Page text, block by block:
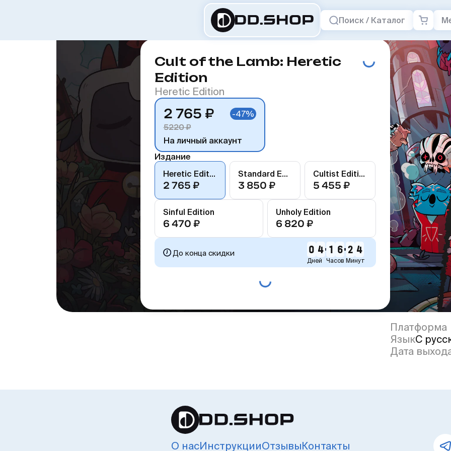
Поиск / Каталог
Cult of the Lamb: Heretic
Edition
Heretic Edition
2 765 ₽ -47%
5220 ₽
На личный аккаунт
Издание
Heretic Edition
2 765 ₽
Standard Edition
3 850 ₽
Cultist Edition
5 455 ₽
Sinful Edition
6 470 ₽
Unholy Edition
6 820 ₽
До конца скидки 0 4
Дней
1 6
Часов
2 4
Минут
Платформа
ЯзыкС
Дата
О насИнструкцииОтзывыКонтакты